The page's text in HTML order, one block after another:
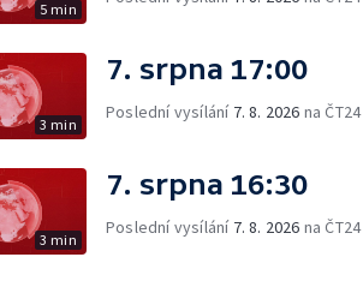
5 min
3 min
7. srpna 17:00
Poslední vysílání 7. 8. 2026 na ČT24
3 min
7. srpna 16:30
Poslední vysílání 7. 8. 2026 na ČT24